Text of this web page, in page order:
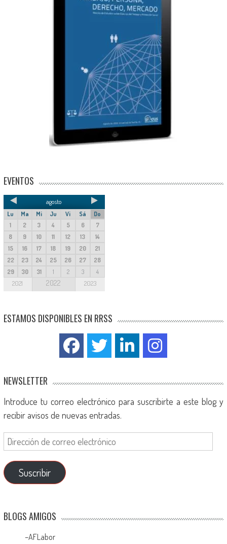
EVENTOS
agosto
Lu Ma Mi Ju Vi Sá
Do
1
2 3 4 5 6
7
8
9 10 11 12 13
14
15
16 17 18 19 20
21
22
23 24 25 26 27
28
29
30 31 1 2 3 4
2021 2022 2023
ESTAMOS DISPONIBLES EN RRSS
NEWSLETTER
Introduce tu correo electrónico para suscribirte a este blog y
recibir avisos de nuevas entradas.
Suscribir
BLOGS AMIGOS
–AFLabor